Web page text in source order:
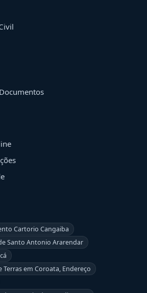
Cartorio Cangaiba
Santo Antonio Ararendar
em Coroata, Endereço